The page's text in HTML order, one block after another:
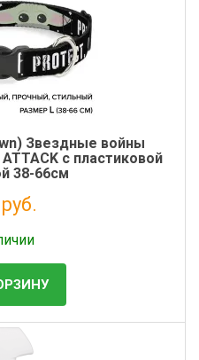
Звездные войны
с пластиковой
38-66см